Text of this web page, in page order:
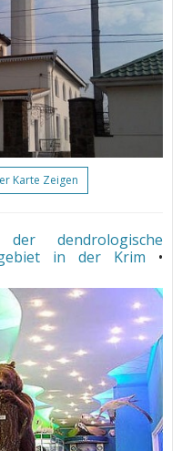
Karte Zeigen
dendrologische
in der Krim
•